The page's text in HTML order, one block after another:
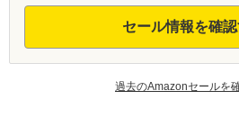
セール情報を確認
過去のAmazonセールを